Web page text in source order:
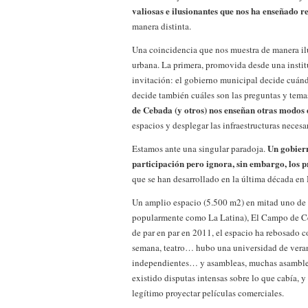
valiosas e ilusionantes que nos ha
manera distinta.
Una coincidencia que nos muestra de manera
urbana. La primera, promovida desde una
invitación: el gobierno municipal decide
decide también cuáles son las preguntas y
de Cebada (y otros) nos enseñan otras
espacios y desplegar las infraestructuras
Estamos ante una singular paradoja.Un
participación pero ignora, sin embargo, los
que se han desarrollado en la última década
Un amplio espacio (5.500 m2) en mitad uno
popularmente como La Latina), El Campo de
de par en par en 2011, el espacio ha
semana, teatro… hubo una universidad de
independientes… y asambleas, muchas
existido disputas intensas sobre lo que cabía,
legítimo proyectar películas comerciales.